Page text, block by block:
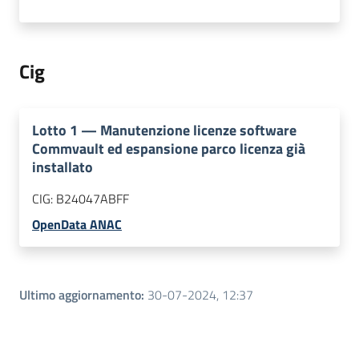
Cig
Lotto 1 — Manutenzione licenze software
Commvault ed espansione parco licenza già
installato
CIG: B24047ABFF
OpenData ANAC
Ultimo aggiornamento: 30-07-2024, 12:37